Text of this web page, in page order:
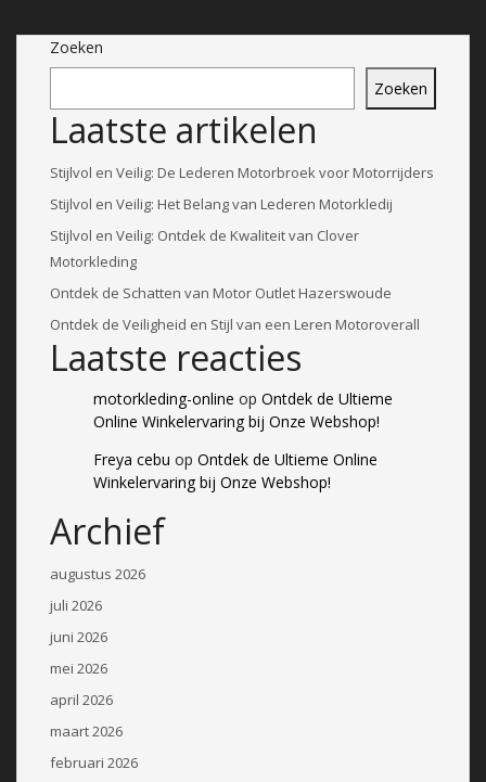
Zoeken
Zoeken
Laatste artikelen
Stijlvol en Veilig: De Lederen Motorbroek voor Motorrijders
Stijlvol en Veilig: Het Belang van Lederen Motorkledij
Stijlvol en Veilig: Ontdek de Kwaliteit van Clover
Motorkleding
Ontdek de Schatten van Motor Outlet Hazerswoude
Ontdek de Veiligheid en Stijl van een Leren Motoroverall
Laatste reacties
motorkleding-online op Ontdek de Ultieme
Online Winkelervaring bij Onze Webshop!
Freya cebu op Ontdek de Ultieme Online
Winkelervaring bij Onze Webshop!
Archief
augustus 2026
juli 2026
juni 2026
mei 2026
april 2026
maart 2026
februari 2026